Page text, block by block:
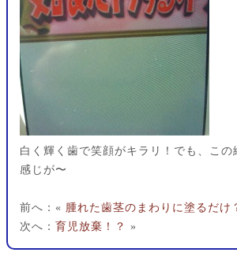
白く輝く歯で笑顔がキラリ！でも、この
感じが〜
前へ：« 腫れた歯茎のまわりに塗るだけ
次へ： 育児放棄！？ »